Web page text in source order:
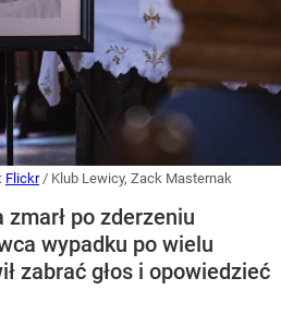
Flickr / Klub Lewicy, Zack Masternak
zmarł po zderzeniu
wypadku po wielu
zabrać głos i opowiedzieć